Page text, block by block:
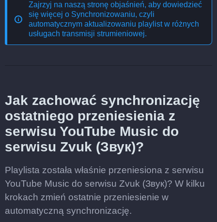
Zajrzyj na naszą stronę objaśnień, aby dowiedzieć
się więcej o Synchronizowaniu, czyli
automatycznym aktualizowaniu playlist w różnych
usługach transmisji strumieniowej.
Jak zachować synchronizację
ostatniego przeniesienia z
serwisu YouTube Music do
serwisu Zvuk (Звук)?
Playlista została właśnie przeniesiona z serwisu
YouTube Music do serwisu Zvuk (Звук)? W kilku
krokach zmień ostatnie przeniesienie w
automatyczną synchronizację.